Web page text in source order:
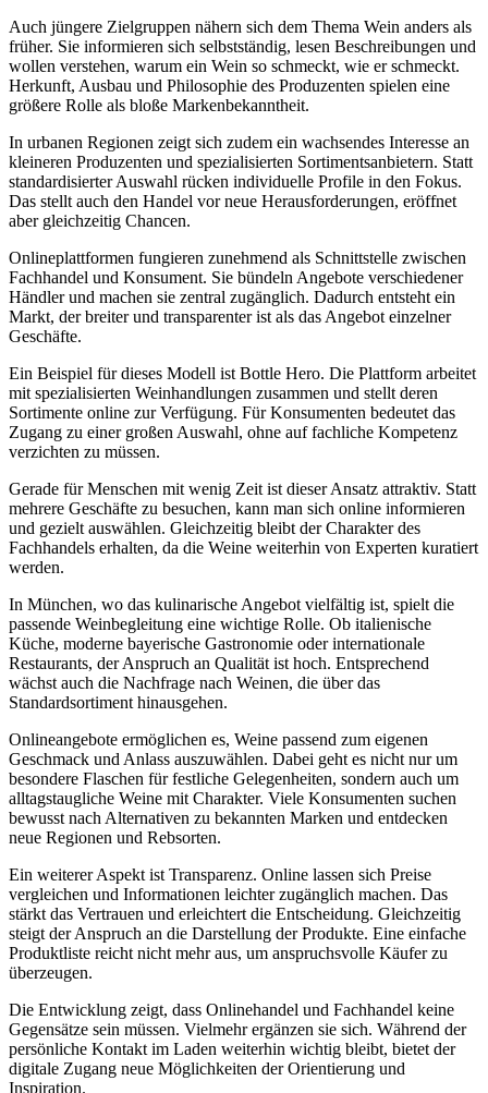
Auch jüngere Zielgruppen nähern sich dem Thema Wein anders als
früher. Sie informieren sich selbstständig, lesen Beschreibungen und
wollen verstehen, warum ein Wein so schmeckt, wie er schmeckt.
Herkunft, Ausbau und Philosophie des Produzenten spielen eine
größere Rolle als bloße Markenbekanntheit.
In urbanen Regionen zeigt sich zudem ein wachsendes Interesse an
kleineren Produzenten und spezialisierten Sortimentsanbietern. Statt
standardisierter Auswahl rücken individuelle Profile in den Fokus.
Das stellt auch den Handel vor neue Herausforderungen, eröffnet
aber gleichzeitig Chancen.
Onlineplattformen fungieren zunehmend als Schnittstelle zwischen
Fachhandel und Konsument. Sie bündeln Angebote verschiedener
Händler und machen sie zentral zugänglich. Dadurch entsteht ein
Markt, der breiter und transparenter ist als das Angebot einzelner
Geschäfte.
Ein Beispiel für dieses Modell ist Bottle Hero. Die Plattform arbeitet
mit spezialisierten Weinhandlungen zusammen und stellt deren
Sortimente online zur Verfügung. Für Konsumenten bedeutet das
Zugang zu einer großen Auswahl, ohne auf fachliche Kompetenz
verzichten zu müssen.
Gerade für Menschen mit wenig Zeit ist dieser Ansatz attraktiv. Statt
mehrere Geschäfte zu besuchen, kann man sich online informieren
und gezielt auswählen. Gleichzeitig bleibt der Charakter des
Fachhandels erhalten, da die Weine weiterhin von Experten kuratiert
werden.
In München, wo das kulinarische Angebot vielfältig ist, spielt die
passende Weinbegleitung eine wichtige Rolle. Ob italienische
Küche, moderne bayerische Gastronomie oder internationale
Restaurants, der Anspruch an Qualität ist hoch. Entsprechend
wächst auch die Nachfrage nach Weinen, die über das
Standardsortiment hinausgehen.
Onlineangebote ermöglichen es, Weine passend zum eigenen
Geschmack und Anlass auszuwählen. Dabei geht es nicht nur um
besondere Flaschen für festliche Gelegenheiten, sondern auch um
alltagstaugliche Weine mit Charakter. Viele Konsumenten suchen
bewusst nach Alternativen zu bekannten Marken und entdecken
neue Regionen und Rebsorten.
Ein weiterer Aspekt ist Transparenz. Online lassen sich Preise
vergleichen und Informationen leichter zugänglich machen. Das
stärkt das Vertrauen und erleichtert die Entscheidung. Gleichzeitig
steigt der Anspruch an die Darstellung der Produkte. Eine einfache
Produktliste reicht nicht mehr aus, um anspruchsvolle Käufer zu
überzeugen.
Die Entwicklung zeigt, dass Onlinehandel und Fachhandel keine
Gegensätze sein müssen. Vielmehr ergänzen sie sich. Während der
persönliche Kontakt im Laden weiterhin wichtig bleibt, bietet der
digitale Zugang neue Möglichkeiten der Orientierung und
Inspiration.